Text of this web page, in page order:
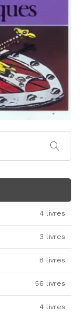
4 livres
3 livres
8 livres
56 livres
4 livres